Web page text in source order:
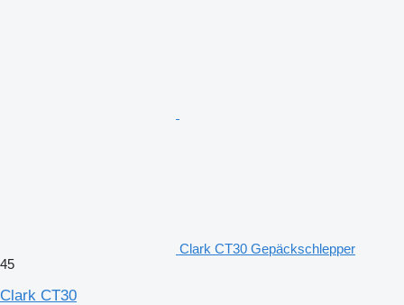
Clark CT30 Gepäckschlepper
45
Clark CT30